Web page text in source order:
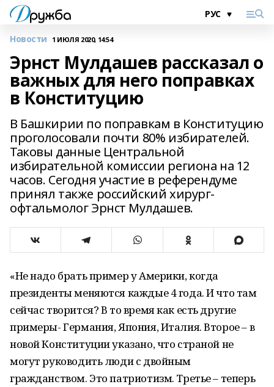
Новости 1 ИЮЛЯ 2020, 14:54
Эрнст Мулдашев рассказал о
важных для него поправках
в Конституцию
В Башкирии по поправкам в Конституцию
проголосовали почти 80% избирателей.
Таковы данные Центральной
избирательной комиссии региона на 12
часов. Сегодня участие в референдуме
принял также российский хирург-
офтальмолог Эрнст Мулдашев.
«Не надо брать пример у Америки, когда
президенты меняются каждые 4 года. И что там
сейчас творится? В то время как есть другие
примеры- Германия, Япония, Италия. Второе – в
новой Конституции указано, что страной не
могут руководить люди с двойным
гражданством. Это патриотизм. Третье – теперь